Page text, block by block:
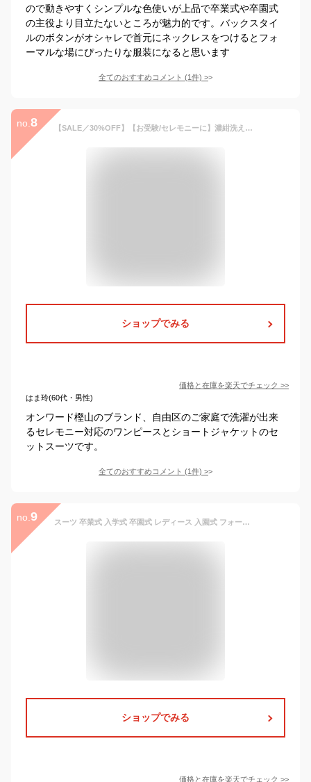
ので動きやすくシンプルな色使いが上品で卒業式や卒園式
の主役より目立たないところが魅力的です。バックスタイ
ルのボタンがオシャレで首元にネックレスをつけるとフォ
ーマルな場にぴったりな服装になると思います
全てのおすすめコメント (1件) >
no. 8 【SALE／30%OFF】【お受験/セレモニーに】濃紺洗える/ストレッチワンピース+ジャケット 自由区 FORMAL ジユウク スーツ・フォーマル セットアップスーツ ネイビー【RBA_E】【送料無料】[Rakuten Fashion]
ショップでみる
価格と在庫を楽天でチェック >>
はま玲(60代・男性)
オンワード樫山のブランド、自由区のご家庭で洗濯が出来
るセレモニー対応のワンピースとショートジャケットのセ
ットスーツです。
全てのおすすめコメント (1件) >
no. 9 スーツ 卒業式 入学式 卒園式 レディース 入園式 フォーマル 大きいサイズ ママ 母 セレモニー 七五三 お宮参り 30代 40代 50代 秋冬 母親 ママスーツ レディースファッション ジャケット フォーマルスーツ ワンピーススーツ 学校行事 お受験 幼稚園 面接 冬
ショップでみる
価格と在庫を楽天でチェック >>